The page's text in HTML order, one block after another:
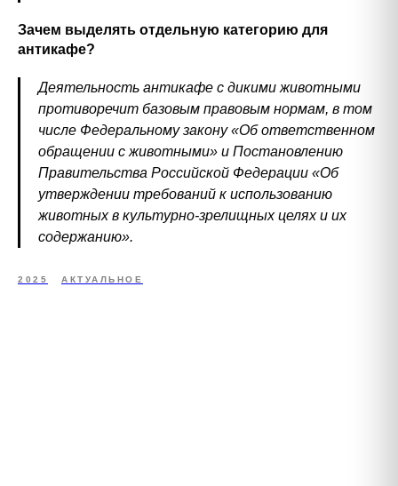
Зачем выделять отдельную категорию для
антикафе?
Деятельность антикафе с дикими животными
противоречит базовым правовым нормам, в том
числе Федеральному закону «Об ответственном
обращении с животными» и Постановлению
Правительства Российской Федерации «Об
утверждении требований к использованию
животных в культурно-зрелищных целях и их
содержанию».
2025 АКТУАЛЬНОЕ